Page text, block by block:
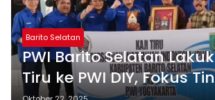
Barito Selatan
PWI Barito Selatan
Tiru ke PWI DIY, Fokus